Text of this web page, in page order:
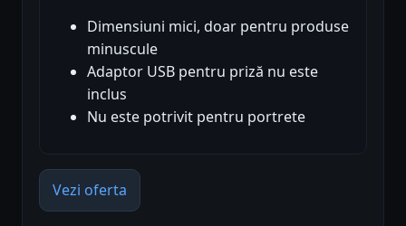
Dimensiuni mici, doar pentru produse
minuscule
Adaptor USB pentru priză nu este
inclus
Nu este potrivit pentru portrete
Vezi oferta